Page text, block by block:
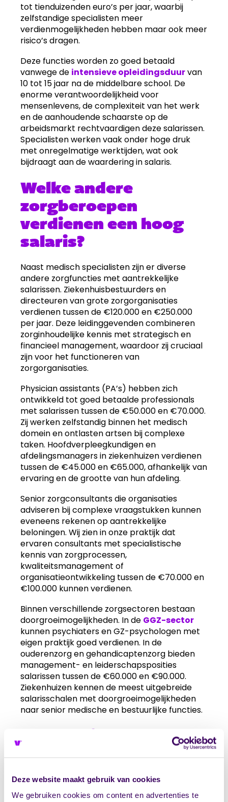
Deze website maakt gebruik van cookies
We gebruiken cookies om content en advertenties te
tot tienduizenden euro’s per jaar, waarbij
zelfstandige specialisten meer
verdienmogelijkheden hebben maar ook meer
risico’s dragen.
Deze functies worden zo goed betaald
vanwege de intensieve opleidingsduurvan
10 tot 15 jaar na de middelbare school. De
enorme verantwoordelijkheid voor
mensenlevens, de complexiteit van het werk
en de aanhoudende schaarste op de
arbeidsmarkt rechtvaardigen deze salarissen.
Specialisten werken vaak onder hoge druk
met onregelmatige werktijden, wat ook
bijdraagt aan de waardering in salaris.
Welke andere
zorgberoepen
verdienen een hoog
salaris?
Naast medisch specialisten zijn er diverse
andere zorgfuncties met aantrekkelijke
salarissen. Ziekenhuisbestuurders en
directeuren van grote zorgorganisaties
verdienen tussen de €120.000 en €250.000
per jaar. Deze leidinggevenden combineren
zorginhoudelijke kennis met strategisch en
financieel management, waardoor zij cruciaal
zijn voor het functioneren van
zorgorganisaties.
Physician assistants (PA’s) hebben zich
ontwikkeld tot goed betaalde professionals
met salarissen tussen de €50.000 en €70.000.
Zij werken zelfstandig binnen het medisch
domein en ontlasten artsen bij complexe
taken. Hoofdverpleegkundigen en
afdelingsmanagers in ziekenhuizen verdienen
tussen de €45.000 en €65.000, afhankelijk van
ervaring en de grootte van hun afdeling.
Senior zorgconsultants die organisaties
adviseren bij complexe vraagstukken kunnen
eveneens rekenen op aantrekkelijke
beloningen. Wij zien in onze praktijk dat
ervaren consultants met specialistische
kennis van zorgprocessen,
kwaliteitsmanagement of
organisatieontwikkeling tussen de €70.000 en
€100.000 kunnen verdienen.
Binnen verschillende zorgsectoren bestaan
doorgroeimogelijkheden. In de GGZ-sector
kunnen psychiaters en GZ-psychologen met
eigen praktijk goed verdienen. In de
ouderenzorg en gehandicaptenzorg bieden
management- en leiderschapsposities
salarissen tussen de €60.000 en €90.000.
Ziekenhuizen kennen de meest uitgebreide
salarisschalen met doorgroeimogelijkheden
naar senior medische en bestuurlijke functies.
Hoe kan je
doorgroeien naar een
hoger salaris in de
zorg?